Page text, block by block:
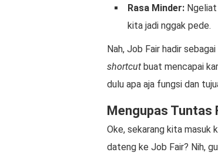
Rasa Minder: Ngeliat
kita jadi nggak pede.
Nah, Job Fair hadir
shortcut buat mencapai
dulu apa aja fungsi dan
Mengupas Tuntas
Oke, sekarang kita masuk
dateng ke Job Fair? Nih,